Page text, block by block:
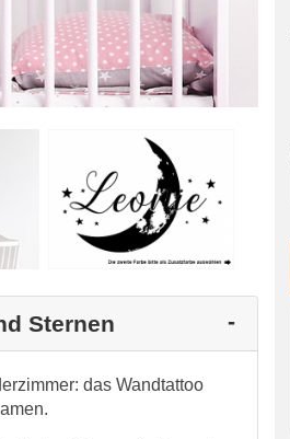
Sternen
das Wandtattoo